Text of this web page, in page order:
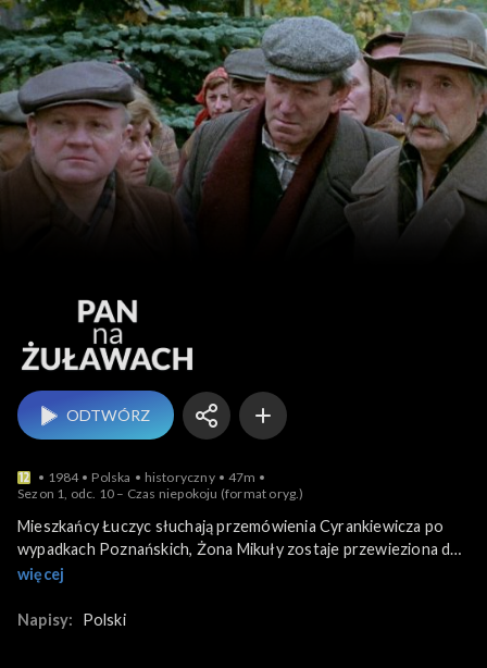
Pan na Żuławach
ODTWÓRZ
1984 Polska historyczny
47m
Sezon 1, odc. 10 – Czas niepokoju (format oryg.)
Mieszkańcy Łuczyc słuchają przemówienia Cyrankiewicza po
wypadkach Poznańskich, Żona Mikuły zostaje przewieziona do
szpitala. Pleszkun namawia chłopów do rozwiązania spółdzielni
więcej
Napisy: Polski